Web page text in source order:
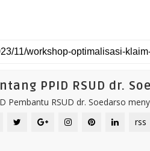
PPID RSUD dr.
Pembantu RSUD dr. Soedarso
rss